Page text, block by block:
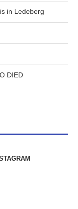
in Ledeberg
DIED